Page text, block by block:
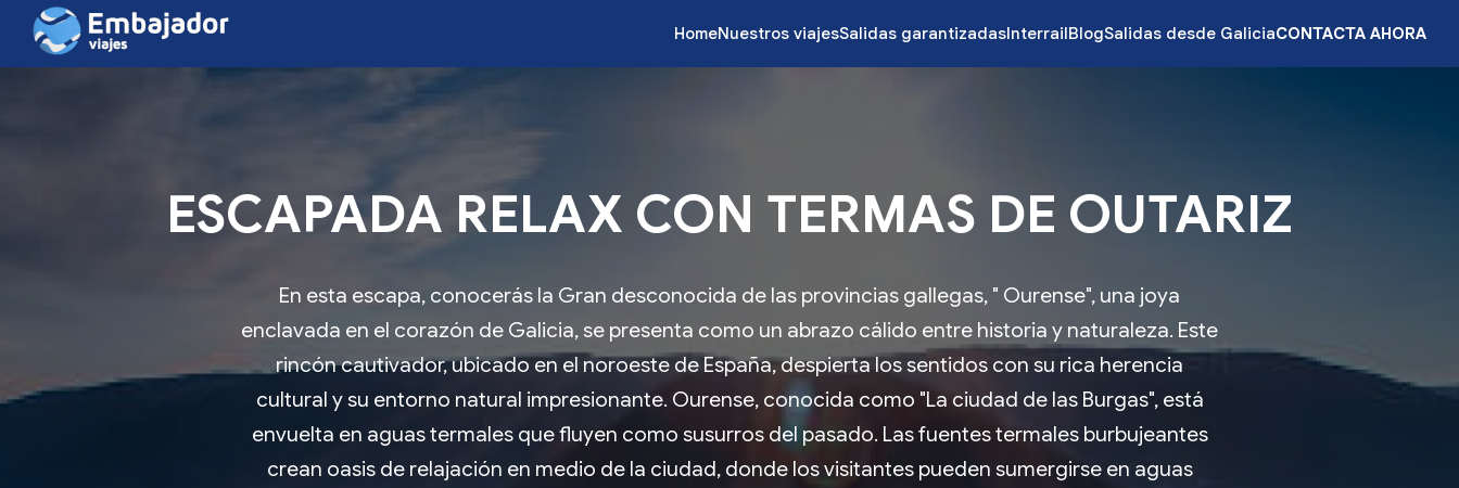
HomeNuestros viajesSalidas garantizadasInterrailBlogSalidas desde GaliciaCONTACTA AHORA
ESCAPADA RELAX CON TERMAS DE OUTARIZ
En esta escapa, conocerás la Gran desconocida de las provincias gallegas, " Ourense", una joya
enclavada en el corazón de Galicia, se presenta como un abrazo cálido entre historia y naturaleza. Este
rincón cautivador, ubicado en el noroeste de España, despierta los sentidos con su rica herencia
cultural y su entorno natural impresionante. Ourense, conocida como "La ciudad de las Burgas", está
envuelta en aguas termales que fluyen como susurros del pasado. Las fuentes termales burbujeantes
crean oasis de relajación en medio de la ciudad, donde los visitantes pueden sumergirse en aguas